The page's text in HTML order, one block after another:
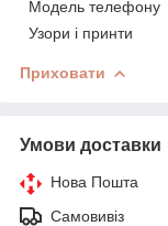
Модель телефону
Узори і принти
Приховати
Умови доставки
Нова Пошта
Самовивіз